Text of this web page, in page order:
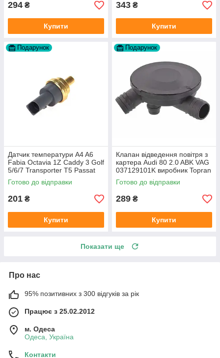
294 ₴
Купити
343 ₴
Купити
Подарунок
Датчик температури A4 A6
Fabia Octavia 1Z Caddy 3 Golf
5/6/7 Transporter T5 Passat
B6 (колір сірий)
Готово до відправки
201 ₴
Купити
Подарунок
Клапан відведення повітря з
картера Audi 80 2.0 ABK VAG
037129101K виробник Topran
Німеччина
Готово до відправки
289 ₴
Купити
Показати ще
Про нас
95% позитивних з 300 відгуків за рік
Працює з 25.02.2012
м. Одеса
Одеса, Україна
Контакти